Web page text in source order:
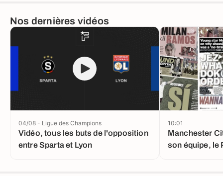
Nos dernières vidéos
Vidéo, tous les buts de l'opposition
entre Sparta et Lyon
04/08 - Ligue des Champions
Manchester
son équipe, le
10:01